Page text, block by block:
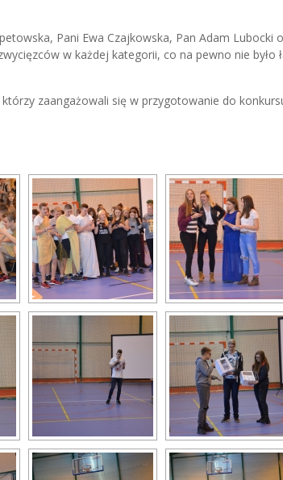
Pani Ewa Czajkowska, Pan Adam Lubocki
w każdej kategorii, co na pewno nie było
zaangażowali się w przygotowanie do